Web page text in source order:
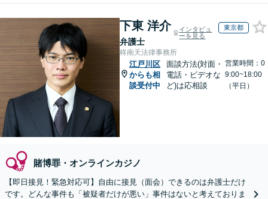
下東 洋介
弁護士
インタビュ
ーを見る
東京都
柊南天法律事務所
江戸川区
からも相
談受付中
面談方法(対面・
電話・ビデオな
ど)は応相談
営業時間：0
9:00~18:00
（平日）
賭博罪・オンラインカジノ
【即日接見！緊急対応可】自由に接見（面会）できるのは弁護士だけ
です。どんな事件も「被疑者だけが悪い」事件はないと考えておりま